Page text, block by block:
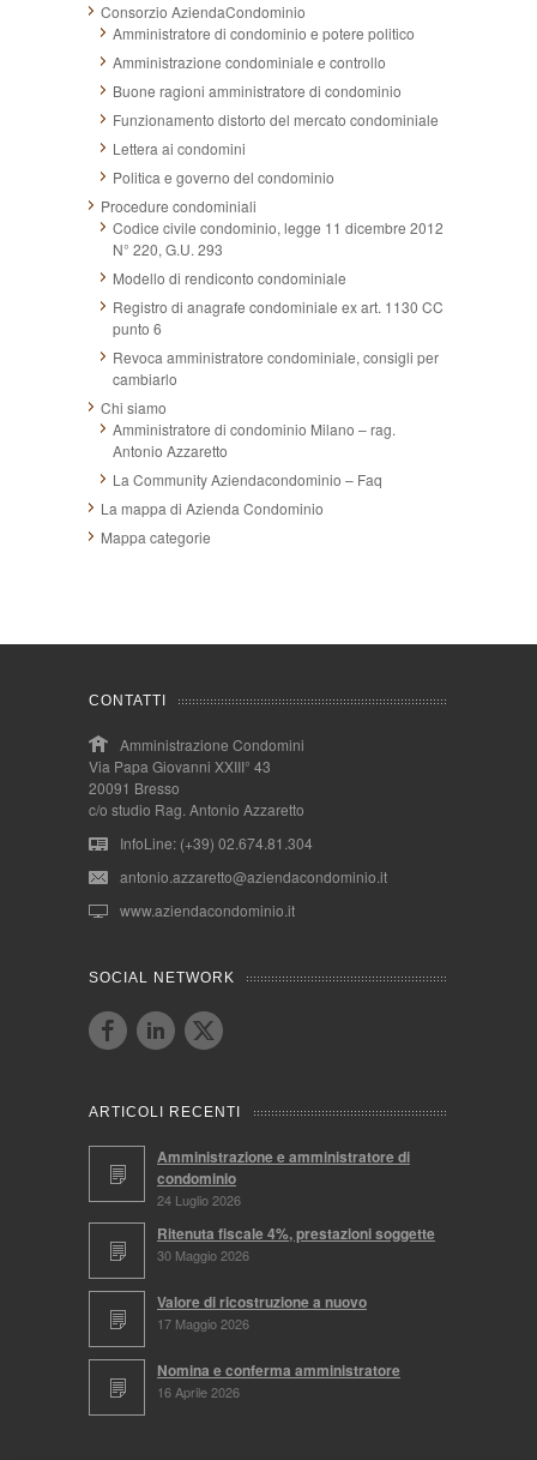
Consorzio AziendaCondominio
Amministratore di condominio e potere politico
Amministrazione condominiale e controllo
Buone ragioni amministratore di condominio
Funzionamento distorto del mercato condominiale
Lettera ai condomini
Politica e governo del condominio
Procedure condominiali
Codice civile condominio, legge 11 dicembre 2012
N° 220, G.U. 293
Modello di rendiconto condominiale
Registro di anagrafe condominiale ex art. 1130 CC
punto 6
Revoca amministratore condominiale, consigli per
cambiarlo
Chi siamo
Amministratore di condominio Milano – rag.
Antonio Azzaretto
La Community Aziendacondominio – Faq
La mappa di Azienda Condominio
Mappa categorie
CONTATTI
Amministrazione Condomini
Via Papa Giovanni XXIII° 43
20091 Bresso
c/o studio Rag. Antonio Azzaretto
InfoLine: (+39) 02.674.81.304
antonio.azzaretto@aziendacondominio.it
www.aziendacondominio.it
SOCIAL NETWORK
ARTICOLI RECENTI
Amministrazione e amministratore di
condominio
24 Luglio 2026
Ritenuta fiscale 4%, prestazioni soggette
30 Maggio 2026
Valore di ricostruzione a nuovo
17 Maggio 2026
Nomina e conferma amministratore
16 Aprile 2026